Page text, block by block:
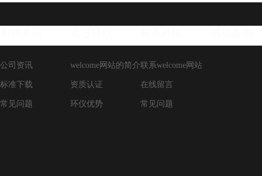
公司资讯
标准下载
常见问题
welcome网站的简介
资质认证
环仪优势
联系welcome网站
在线留言
常见问题